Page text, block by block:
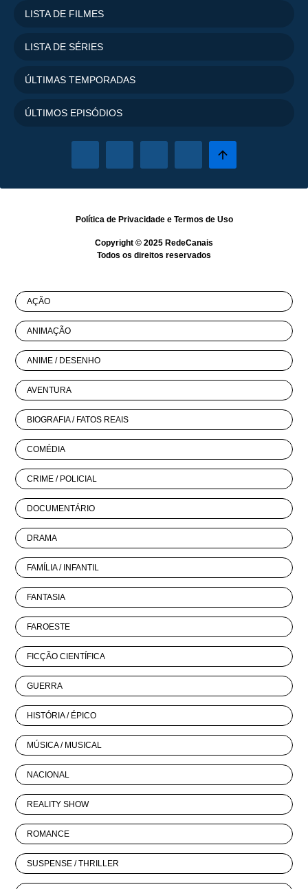
LISTA DE FILMES
LISTA DE SÉRIES
ÚLTIMAS TEMPORADAS
ÚLTIMOS EPISÓDIOS
Política de Privacidadee Termos de Uso
Copyright © 2025 RedeCanais
Todos os direitos reservados
AÇÃO
ANIMAÇÃO
ANIME / DESENHO
AVENTURA
BIOGRAFIA / FATOS REAIS
COMÉDIA
CRIME / POLICIAL
DOCUMENTÁRIO
DRAMA
FAMÍLIA / INFANTIL
FANTASIA
FAROESTE
FICÇÃO CIENTÍFICA
GUERRA
HISTÓRIA / ÉPICO
MÚSICA / MUSICAL
NACIONAL
REALITY SHOW
ROMANCE
SUSPENSE / THRILLER